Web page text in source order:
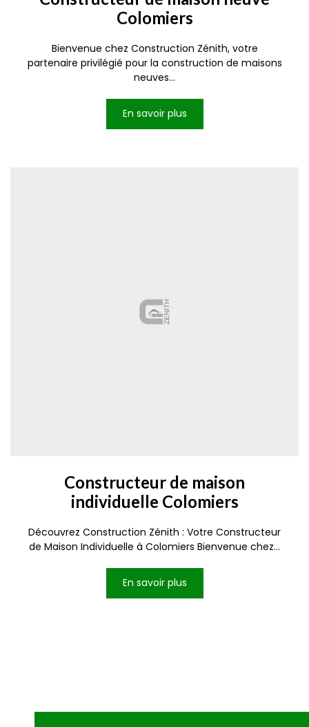
Colomiers
Bienvenue chez Construction Zénith, votre
partenaire privilégié pour la construction de maisons
neuves...
En savoir plus
Constructeur de maison
individuelle Colomiers
Découvrez Construction Zénith : Votre Constructeur
de Maison Individuelle à Colomiers Bienvenue chez...
En savoir plus